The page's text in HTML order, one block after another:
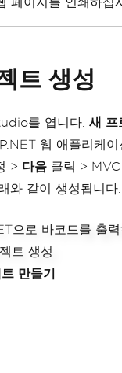
트 생성
를 엽니다. 새 프
웹 애플리케이
> 다음 클릭 >
와 같이 생성됩니다.
만들기